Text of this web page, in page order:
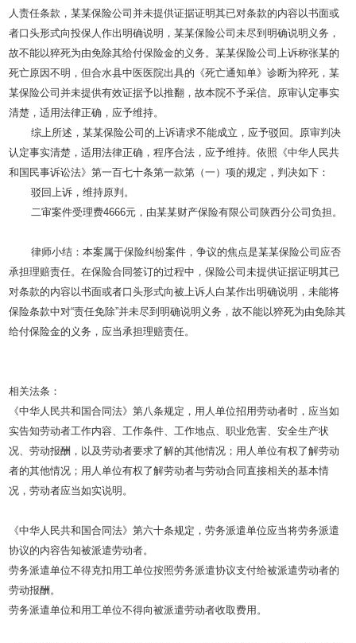
人责任条款，某某保险公司并未提供证据证明其已对条款的内容以书面或
者口头形式向投保人作出明确说明，某某保险公司未尽到明确说明义务，
故不能以猝死为由免除其给付保险金的义务。某某保险公司上诉称张某的
死亡原因不明，但合水县中医医院出具的《死亡通知单》诊断为猝死，某
某保险公司并未提供有效证据予以推翻，故本院不予采信。原审认定事实
清楚，适用法律正确，应予维持。
综上所述，某某保险公司的上诉请求不能成立，应予驳回。原审判决
认定事实清楚，适用法律正确，程序合法，应予维持。依照《中华人民共
和国民事诉讼法》第一百七十条第一款第（一）项的规定，判决如下：
驳回上诉，维持原判。
二审案件受理费4666元，由某某财产保险有限公司陕西分公司负担。
律师小结：本案属于保险纠纷案件，争议的焦点是某某保险公司应否
承担理赔责任。在保险合同签订的过程中，保险公司未提供证据证明其已
对条款的内容以书面或者口头形式向被上诉人白某作出明确说明，未能将
保险条款中对“责任免除”并未尽到明确说明义务，故不能以猝死为由免除其
给付保险金的义务，应当承担理赔责任。
相关法条：
《中华人民共和国合同法》第八条规定，用人单位招用劳动者时，应当如
实告知劳动者工作内容、工作条件、工作地点、职业危害、安全生产状
况、劳动报酬，以及劳动者要求了解的其他情况；用人单位有权了解劳动
者的其他情况；用人单位有权了解劳动者与劳动合同直接相关的基本情
况，劳动者应当如实说明。
《中华人民共和国合同法》第六十条规定，劳务派遣单位应当将劳务派遣
协议的内容告知被派遣劳动者。
劳务派遣单位不得克扣用工单位按照劳务派遣协议支付给被派遣劳动者的
劳动报酬。
劳务派遣单位和用工单位不得向被派遣劳动者收取费用。